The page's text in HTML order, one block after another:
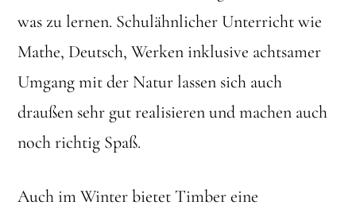
was zu lernen. Schulähnlicher Unterricht wie
Mathe, Deutsch, Werken inklusive achtsamer
Umgang mit der Natur lassen sich auch
draußen sehr gut realisieren und machen auch
noch richtig Spaß.
Auch im Winter bietet Timber eine